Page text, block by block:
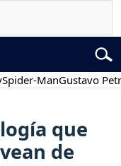
ManGustavo Petro
que
de